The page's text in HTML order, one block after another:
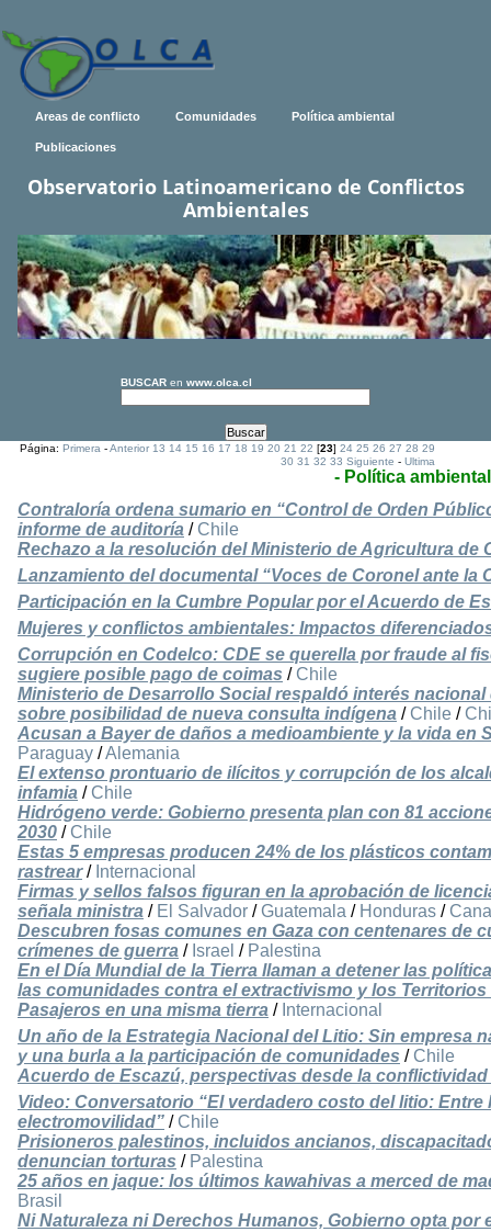
Areas de conflicto Comunidades Política ambiental
Publicaciones
Observatorio Latinoamericano de Conflictos
Ambientales
BUSCAR en www.olca.cl
Página:Primera -Anterior 13 14 15 16 17 18 19 20 21 22 [23]24 25 26 27 28 29
30 31 32 33 Siguiente -Ultima
- Política ambiental
Contraloría ordena sumario en “Control de Orden
informe de auditoría / Chile
Rechazo a la resolución del Ministerio de Agricultura de
Lanzamiento del documental “Voces de Coronel ante la
Participación en la Cumbre Popular por el Acuerdo de
Mujeres y conflictos ambientales: Impactos
Corrupción en Codelco: CDE se querella por fraude al
sugiere posible pago de coimas / Chile
Ministerio de Desarrollo Social respaldó interés
sobre posibilidad de nueva consulta indígena / Chile /
Acusan a Bayer de daños a medioambiente y la vida en
Paraguay /Alemania
El extenso prontuario de ilícitos y corrupción de los
infamia / Chile
Hidrógeno verde: Gobierno presenta plan con 81
2030 / Chile
Estas 5 empresas producen 24% de los plásticos
rastrear/ Internacional
Firmas y sellos falsos figuran en la aprobación de
señala ministra / El Salvador / Guatemala / Honduras /
Descubren fosas comunes en Gaza con centenares de
crímenes de guerra / Israel / Palestina
En el Día Mundial de la Tierra llaman a detener las
las comunidades contra el extractivismo y los
Pasajeros en una misma tierra / Internacional
Un año de la Estrategia Nacional del Litio: Sin empresa
y una burla a la participación de comunidades / Chile
Acuerdo de Escazú, perspectivas desde la
Video: Conversatorio “El verdadero costo del litio: Entre
electromovilidad” / Chile
Prisioneros palestinos, incluidos ancianos,
denuncian torturas / Palestina
25 años en jaque: los últimos kawahivas a merced de
Brasil
Ni Naturaleza ni Derechos Humanos, Gobierno opta por